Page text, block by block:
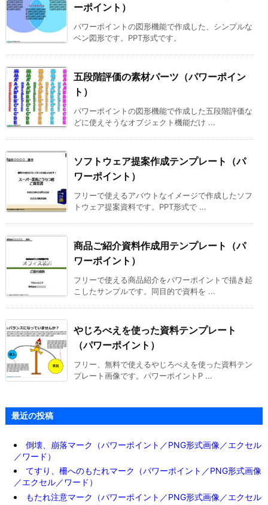
ーポイント）
パワーポイントの図形機能で作成した、シンプルな
ベン図形です。PPT形式です。
五段階評価の素材パーツ（パワーポイン
ト）
パワーポイントの図形機能で作成した五段階評価な
どに使えそうなオブジェクト機能だけ ...
ソフトウェア提案作成テンプレート（パ
ワーポイント）
フリーで使えるアバウトなイメージで作成したソフ
トウェア提案資料です。PPT形式で ...
商品ご紹介資料作成用テンプレート（パ
ワーポイント）
フリーで使える商品紹介をパワーポイントで描き起
こしたサンプルです。同目的で資料を ...
やじろべえを使った資料テンプレート
（パワーポイント）
フリー、無料で使えるやじろべえを使った資料テン
プレート画像です。パワーポイントP ...
最近の投稿
倒壊、崩落マーク（パワーポイント／PNG形式画像／エクセル
／ワード）
てすり、柵へのもたれマーク（パワーポイント／PNG形式画像
／エクセル／ワード）
もたれ注意マーク（パワーポイント／PNG形式画像／エクセル